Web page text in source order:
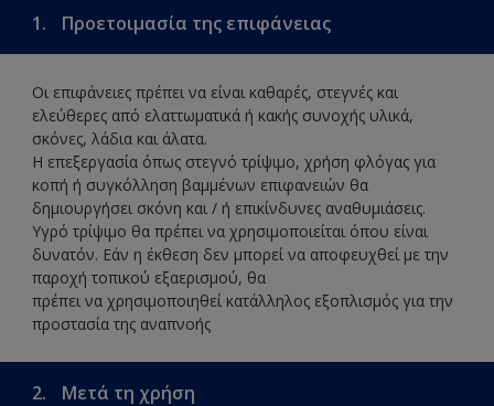
1. Προετοιμασία της επιφάνειας
Οι επιφάνειες πρέπει να είναι καθαρές, στεγνές και
ελεύθερες από ελαττωματικά ή κακής συνοχής υλικά,
σκόνες, λάδια και άλατα.
Η επεξεργασία όπως στεγνό τρίψιμο, χρήση φλόγας για
κοπή ή συγκόλληση βαμμένων επιφανειών θα
δημιουργήσει σκόνη και / ή επικίνδυνες αναθυμιάσεις.
Υγρό τρίψιμο θα πρέπει να χρησιμοποιείται όπου είναι
δυνατόν. Εάν η έκθεση δεν μπορεί να αποφευχθεί με την
παροχή τοπικού εξαερισμού, θα
πρέπει να χρησιμοποιηθεί κατάλληλος εξοπλισμός για την
προστασία της αναπνοής
2. Μετά τη χρήση